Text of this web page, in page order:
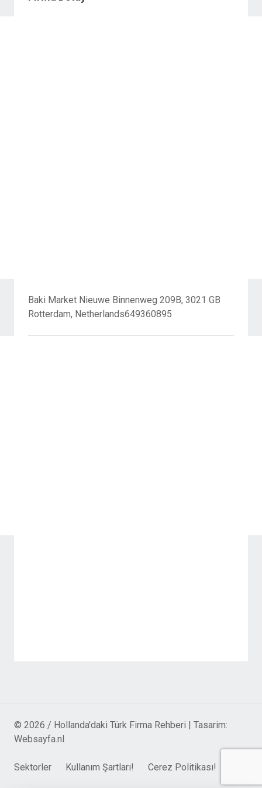
Baki Market Nieuwe Binnenweg 209B, 3021 GB
Rotterdam, Netherlands649360895
© 2026 / Hollanda'daki Türk Firma Rehberi | Tasarim:
Websayfa.nl
Sektorler Kullanım Şartları! Cerez Politikası!